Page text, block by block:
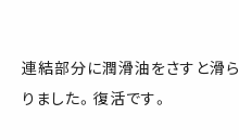
連結部分に潤滑油をさすと滑
りました。復活です。